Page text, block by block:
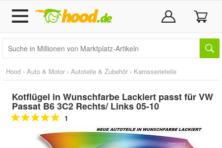
Hood › Auto & Motor › Autoteile & Zubehör › Karosserieteile
Kotflügel in Wunschfarbe Lackiert passt für VW
Passat B6 3C2 Rechts/ Links 05-10
1